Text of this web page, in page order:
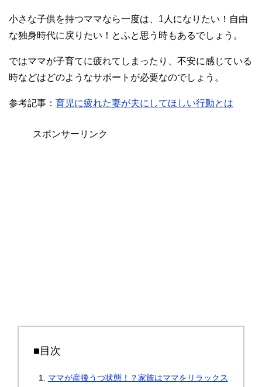
小さな子供を持つママなら一度は、1人になりたい！自由
な独身時代に戻りたい！とふと思う時もあるでしょう。
ではママが子育てに疲れてしまったり、不安に感じている
時などはどのようなサポートが必要なのでしょう。
参考記事： 育児に疲れた妻が夫にしてほしい行動とは
スポンサーリンク
■目次
ママが産後うつ状態！？家族はママをリラックス